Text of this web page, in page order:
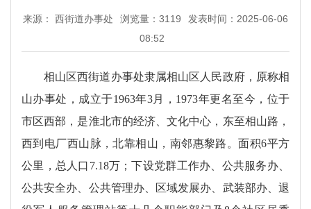
来源： 西街道办事处 浏览量： 3119
发表时间：2025-06-06
08:52
相山区西街道办事处隶属相山区人民政府，原称相
山办事处，成立于1963年3月，1973年更名至今，位于
市区西部，是淮北市的经济、文化中心，东至相山路，
西到电厂西山脉，北靠相山，南邻惠黎路。面积6平方
公里，总人口7.18万；下设党群工作办、公共服务办、
公共安全办、公共管理办、区域发展办、武装部办、退